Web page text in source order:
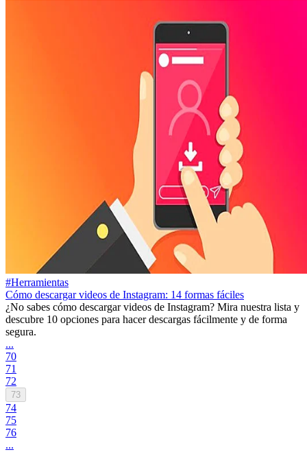
#Herramientas
Cómo descargar videos de Instagram: 14 formas fáciles
¿No sabes cómo descargar videos de Instagram? Mira nuestra lista y
descubre 10 opciones para hacer descargas fácilmente y de forma
segura.
...
70
71
72
73
74
75
76
...